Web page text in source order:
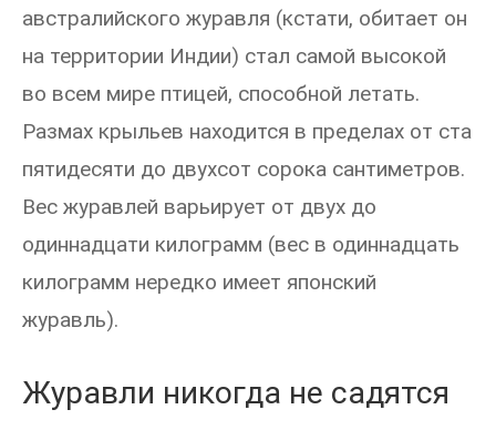
австралийского журавля (кстати, обитает он
на территории Индии) стал самой высокой
во всем мире птицей, способной летать.
Размах крыльев находится в пределах от ста
пятидесяти до двухсот сорока сантиметров.
Вес журавлей варьирует от двух до
одиннадцати килограмм (вес в одиннадцать
килограмм нередко имеет японский
журавль).
Журавли никогда не садятся